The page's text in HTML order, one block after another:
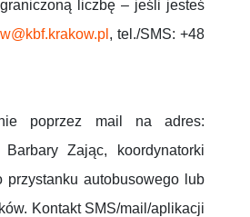
liczbę – jeśli jesteś
, tel./SMS: +48
poprzez mail na adres:
Zając, koordynatorki
autobusowego lub
Kontakt SMS/mail/aplikacji